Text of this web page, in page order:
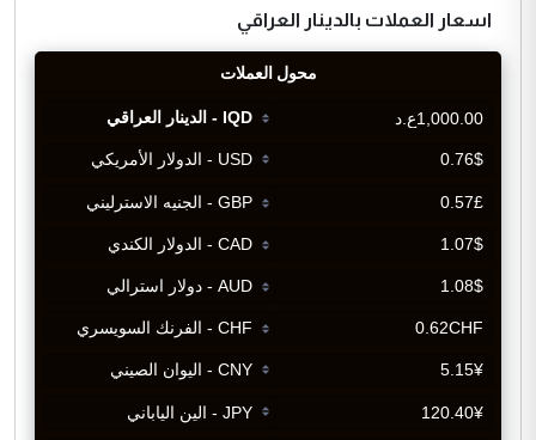
اسعار العملات بالدينار العراقي